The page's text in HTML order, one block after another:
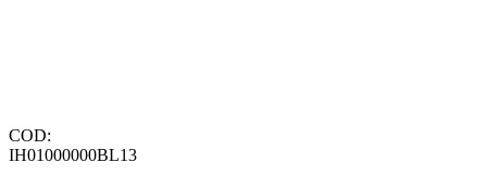
COD:
IH01000000BL13